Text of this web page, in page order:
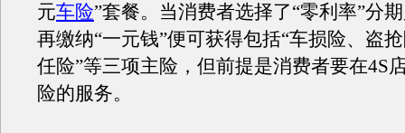
元车险”套餐。当消费者选择了“零利率”分
再缴纳“一元钱”便可获得包括“车损险、盗
任险”等三项主险，但前提是消费者要在4S
险的服务。